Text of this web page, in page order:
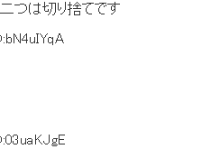
り捨てです